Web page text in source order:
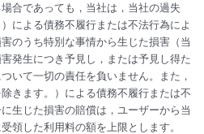
合であっても，当社は，当社の過失
）による債務不履行または不法行為によ
のうち特別な事情から生じた損害（当
発生につき予見し，または予見し得た
いて一切の責任を負いません。また，
きます。）による債務不履行または不
生じた損害の賠償は，ユーザーから当
領した利用料の額を上限とします。